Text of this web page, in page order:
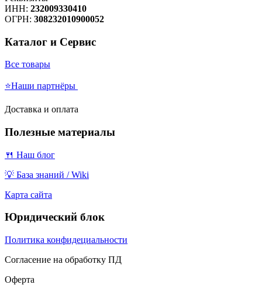
ИНН: 232009330410
ОГРН: 308232010900052
Каталог и Сервис
Все товары
⭐Наши партнёры
Доставка и оплата
Полезные материалы
🍴 Наш блог
💡 База знаний / Wiki
Карта сайта
Юридический блок
Политика конфидециальности
Согласение на обработку ПД
Оферта